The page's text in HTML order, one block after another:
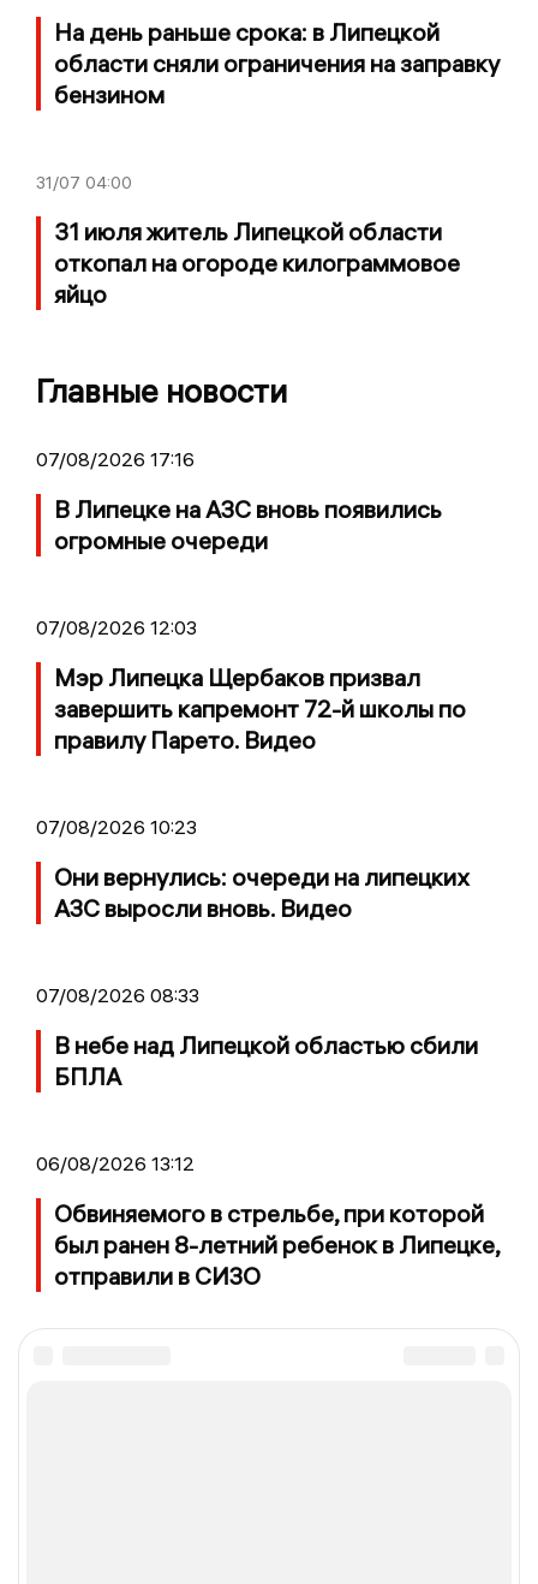
На день раньше срока: в Липецкой
области сняли ограничения на заправку
бензином
31/07 04:00
31 июля житель Липецкой области
откопал на огороде килограммовое
яйцо
Главные новости
07/08/2026 17:16
В Липецке на АЗС вновь появились
огромные очереди
07/08/2026 12:03
Мэр Липецка Щербаков призвал
завершить капремонт 72-й школы по
правилу Парето. Видео
07/08/2026 10:23
Они вернулись: очереди на липецких
АЗС выросли вновь. Видео
07/08/2026 08:33
В небе над Липецкой областью сбили
БПЛА
06/08/2026 13:12
Обвиняемого в стрельбе, при которой
был ранен 8-летний ребенок в Липецке,
отправили в СИЗО